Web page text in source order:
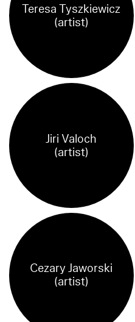
Teresa Tyszkiewicz
(artist)
Jiri Valoch
(artist)
Cezary Jaworski
(artist)